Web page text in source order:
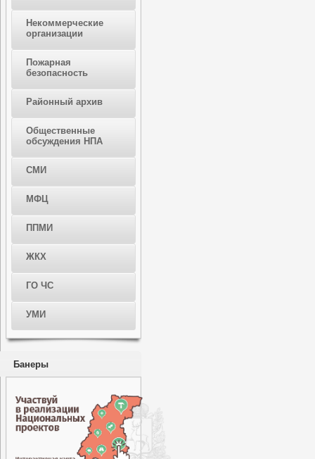
Некоммерческие
организации
Пожарная
безопасность
Районный архив
Общественные
обсуждения НПА
СМИ
МФЦ
ППМИ
ЖКХ
ГО ЧС
УМИ
Банеры